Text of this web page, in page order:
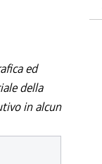
ed
della
in alcun